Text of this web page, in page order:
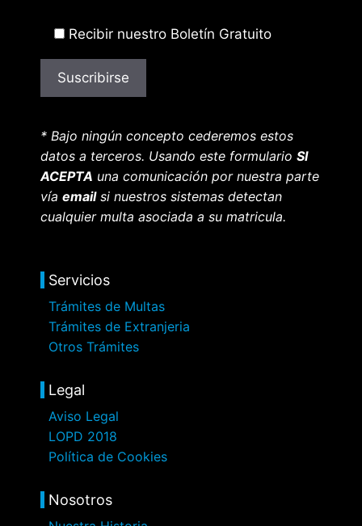
Recibir nuestro Boletín Gratuito
* Bajo ningún concepto cederemos estos
datos a terceros. Usando este formulario SI
ACEPTA una comunicación por nuestra parte
vía emailsi nuestros sistemas detectan
cualquier multa asociada a su matricula.
Servicios
Trámites de Multas
Trámites de Extranjeria
Otros Trámites
Legal
Aviso Legal
LOPD 2018
Política de Cookies
Nosotros